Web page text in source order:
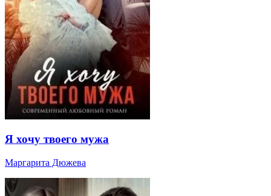
Я хочу твоего мужа
Маргарита Дюжева